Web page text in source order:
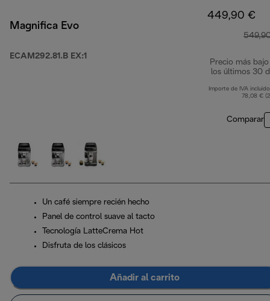
Magnifica Evo
ECAM292.81.B EX:1
449,90 €
Precio más bajo
los últimos 30
Importe de IVA
78,08 €
Comparar
Un café siempre recién hecho
Panel de control suave al tacto
Tecnología LatteCrema Hot
Disfruta de los clásicos
Añadir al carrito